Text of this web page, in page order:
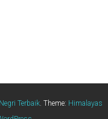
Terbaik. Theme: Himalayas